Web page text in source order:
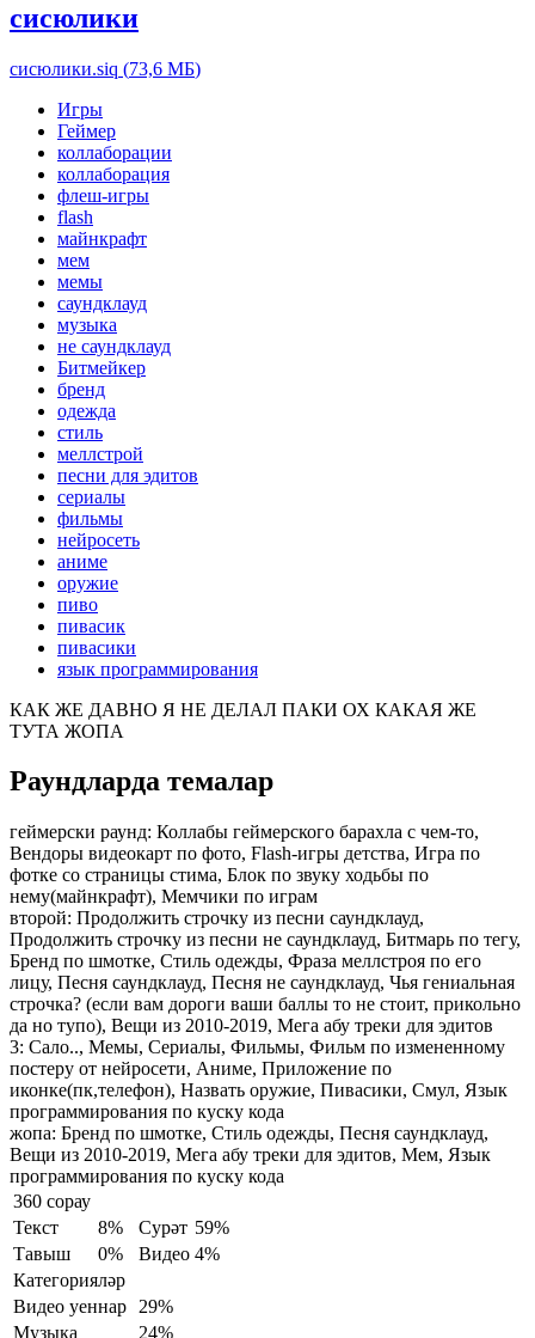
сисюлики
сисюлики.siq (73,6 МБ)
Игры
Геймер
коллаборации
коллаборация
флеш-игры
flash
майнкрафт
мем
мемы
саундклауд
музыка
не саундклауд
Битмейкер
бренд
одежда
стиль
меллстрой
песни для эдитов
сериалы
фильмы
нейросеть
аниме
оружие
пиво
пивасик
пивасики
язык программирования
КАК ЖЕ ДАВНО Я НЕ ДЕЛАЛ ПАКИ ОХ КАКАЯ ЖЕ
ТУТА ЖОПА
Раундларда темалар
геймерски раунд: Коллабы геймерского барахла с чем-то,
Вендоры видеокарт по фото, Flash-игры детства, Игра по
фотке со страницы стима, Блок по звуку ходьбы по
нему(майнкрафт), Мемчики по играм
второй: Продолжить строчку из песни саундклауд,
Продолжить строчку из песни не саундклауд, Битмарь по тегу,
Бренд по шмотке, Стиль одежды, Фраза меллстроя по его
лицу, Песня саундклауд, Песня не саундклауд, Чья гениальная
строчка? (если вам дороги ваши баллы то не стоит, прикольно
да но тупо), Вещи из 2010-2019, Мега абу треки для эдитов
3: Сало.., Мемы, Сериалы, Фильмы, Фильм по измененному
постеру от нейросети, Аниме, Приложение по
иконке(пк,телефон), Назвать оружие, Пивасики, Смул, Язык
программирования по куску кода
жопа: Бренд по шмотке, Стиль одежды, Песня саундклауд,
Вещи из 2010-2019, Мега абу треки для эдитов, Мем, Язык
программирования по куску кода
360 сорау
Текст
8% Сурәт 59%
Тавыш
0% Видео 4%
Категорияләр
Видео уеннар
29%
Музыка
24%